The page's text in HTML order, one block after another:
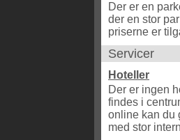
Der er en
der en stor
priserne er
Servicer
Hoteller
Der er ingen
findes i
online kan du
med stor